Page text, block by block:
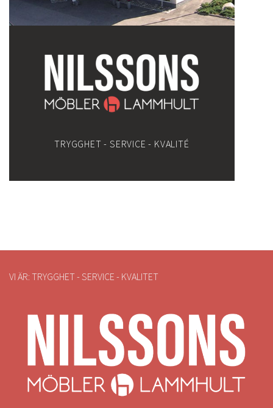
TRYGGHET - SERVICE - KVALITÉ
VI ÄR: TRYGGHET - SERVICE - KVALITET